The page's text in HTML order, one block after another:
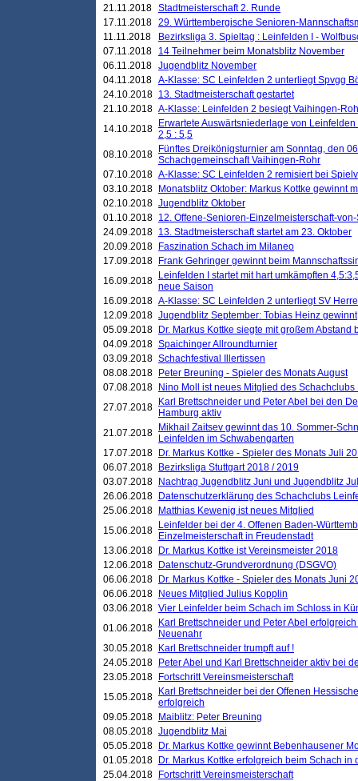
21.11.2018 Stadtmeisterschaft 2. Runde
17.11.2018 29. Württembergische Senioren-
11.11.2018
Bezirksliga 3. Spieltag : Leinfelden I -
07.11.2018
14 Teilnehmer beim Monatsblitz November
06.11.2018 Jugendblitz November
04.11.2018 A-Klasse: SC Leinfelden 2 unterliegt Spvgg
24.10.2018 13. Stadtmeisterschaft gestartet
21.10.2018 A-Klasse: Leinfelden 2 besiegt Vaihingen-
14.10.2018
Erwartete Auswärtsniederlage von
2,5 : 5,5
08.10.2018
Fünftes Dreikönigsturnier am Sonntag, den
Schachgemeinschaft Vaihingen-Rohr
07.10.2018 A-Klasse: SC Leinfelden 2 remisiert bei
03.10.2018
Monatsblitz Oktober: Markus Kottke gewinnt
02.10.2018 Jugendblitz Oktober
01.10.2018 12. Offene-Senioren-Einzelmeisterschaft-
24.09.2018 13. Stadtmeisterschaft startet am 23. Oktober
20.09.2018
Faszination Schach im Milaneo
17.09.2018
Frank Gehringer gewinnt beim
16.09.2018
Leinfelden I startet mit hart umkämpften
neue Saison
16.09.2018 A-Klasse: SC Leinfelden 2 unterliegt SV
12.09.2018 Jugendblitz September: Tobias Heinz gewinnt
05.09.2018
Dr. Markus Kottke siegte mit großem
04.09.2018 Spaichinger Allroundturnier
03.09.2018 Schachfestival Illertissen
08.08.2018
Peter Breuning - Spieler des Monats August
07.08.2018
Nino Moll ist neues Mitglied des
27.07.2018
Karl Brettschneider und Peter Abel bei den
Hamburg aktiv
21.07.2018
Mikhail Zaitsev gewinnt das 10. Sommer-
Leinfelden im Schwabengarten
17.07.2018
Dr. Markus Kottke - Spieler des Monats Juli
06.07.2018
Bezirksliga Stuttgart 2018 / 2019
03.07.2018
Nachtrag Jugendblitz Juni und Jugendblitz
26.06.2018
Datenschutzerklärung des Schachclubs
25.06.2018
Matthias Kewenig ist neues Mitglied
15.06.2018
Leinfelder bei der 4. Offenen Baden-
Einzelmeisterschaft in Freudenstadt
13.06.2018
Dr. Markus Kottke ist Vereinsmeister 2018
12.06.2018
Datenschutz-Grundverordnung (DSGVO)
06.06.2018
Dr. Markus Kottke - Spieler des Monats Juni
06.06.2018
Neues Mitglied Julius Kopplin
03.06.2018 Vier Leinfelder beim Schach im Schloss in
01.06.2018
Karl Brettschneider und Peter Abel
Neuenahr
30.05.2018
Karl Brettschneider trumpft auf !
24.05.2018
Peter Abel und Karl Brettschneider aktiv bei
23.05.2018
Fortschritt Vereinsmeisterschaft
15.05.2018
Karl Brettschneider bei der Offenen
erfolgreich
09.05.2018
Maiblitz: Peter Breuning
08.05.2018 Jugendblitz Mai
05.05.2018
Dr. Markus Kottke gewinnt Bebenhausener
01.05.2018
Dr. Markus Kottke erfolgreich beim Schach
25.04.2018
Fortschritt Vereinsmeisterschaft